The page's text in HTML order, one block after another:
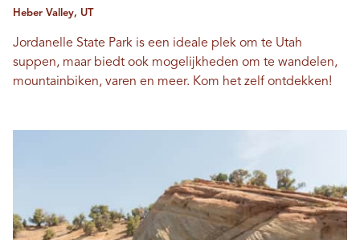
Heber Valley, UT
Jordanelle State Park is een ideale plek om te Utah
suppen, maar biedt ook mogelijkheden om te wandelen,
mountainbiken, varen en meer. Kom het zelf ontdekken!